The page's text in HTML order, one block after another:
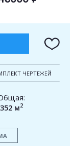
ЧЕРТЕЖЕЙ
352 м2